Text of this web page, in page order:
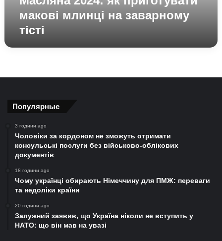
макові млинці на заварному
тісті
Популярные
3 години ago
Чоловіки за кордоном не зможуть отримати
консульські послуги без військово-облікових
документів
18 години ago
Чому українці обирають Німеччину для ПМЖ: переваги
та недоліки країни
20 години ago
Залужний заявив, що Україна ніколи не вступить у
НАТО: що він мав на увазі